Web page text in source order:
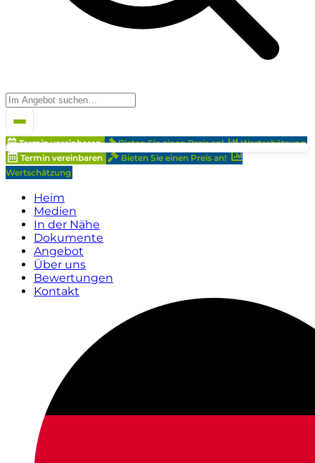
Termin vereinbaren Bieten Sie einen Preis an!
Wertschätzung
Termin vereinbaren
Bieten Sie einen Preis an!
Wertschätzung
Heim
Medien
In der Nähe
Dokumente
Angebot
Über uns
Bewertungen
Kontakt